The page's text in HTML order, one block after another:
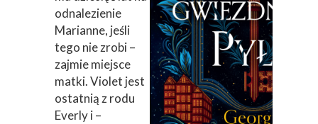
odnalezienie
Marianne, jeśli
tego nie zrobi –
zajmie miejsce
matki. Violet jest
ostatnią z rodu
Everly i –